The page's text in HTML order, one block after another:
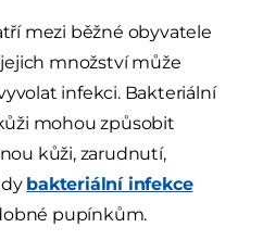
mezi běžné obyvatele
množství může
infekci. Bakteriální
mohou způsobit
kůži, zarudnutí,
bakteriální infekce
pupínkům.